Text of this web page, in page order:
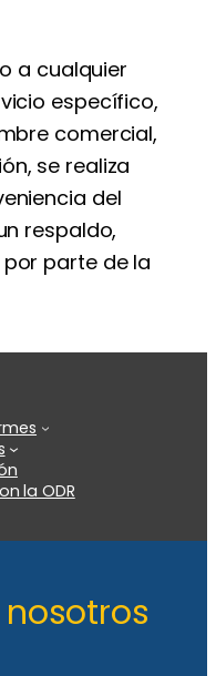
a cualquier
específico,
comercial,
se realiza
del
respaldo,
parte de la
la ODR
nosotros